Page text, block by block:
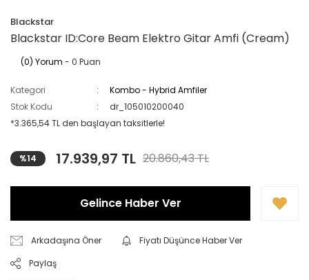
Blackstar
Blackstar ID:Core Beam Elektro Gitar Amfi (Cream)
(0) Yorum - 0 Puan
Kategori
Kombo - Hybrid Amfiler
Stok Kodu
dr_105010200040
*3.365,54 TL den başlayan taksitlerle!
%14 17.939,97 TL 20.860,43 TL
Gelince Haber Ver
Arkadaşına Öner
Fiyatı Düşünce Haber Ver
Paylaş